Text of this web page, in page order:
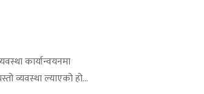
कार्यान्वयनमा
व्यवस्था ल्याएको हो...